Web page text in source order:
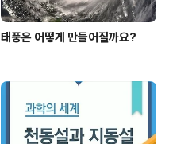
태풍은 어떻게 만들어질까요?